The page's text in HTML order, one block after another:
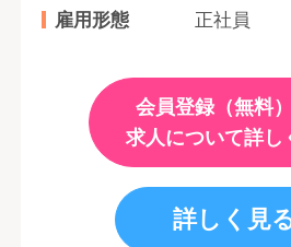
雇用形態
正社員
会員登録（無料
求人について詳し
詳しく見